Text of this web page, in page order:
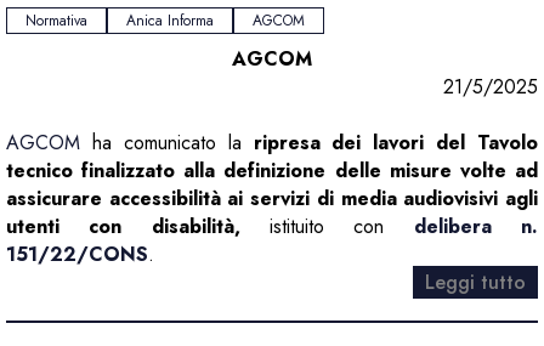
Normativa Anica Informa AGCOM
AGCOM
21/5/2025
AGCOM ha comunicato la ripresa dei lavori del Tavolo
tecnico finalizzato alla definizione delle misure volte ad
assicurare accessibilità ai servizi di media audiovisivi agli
utenti con disabilità, istituito con delibera n.
151/22/CONS.
Leggi tutto